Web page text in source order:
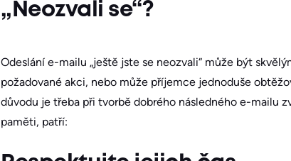
„Neozvali se“?
Odeslání e-mailu „ještě jste se neozvali“ může být
požadované akci, nebo může příjemce jednoduše
důvodu je třeba při tvorbě dobrého následného e-mailu
paměti, patří: